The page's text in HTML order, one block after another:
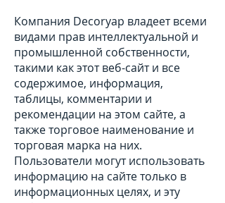
Компания Decoryap владеет всеми
видами прав интеллектуальной и
промышленной собственности,
такими как этот веб-сайт и все
содержимое, информация,
таблицы, комментарии и
рекомендации на этом сайте, а
также торговое наименование и
торговая марка на них.
Пользователи могут использовать
информацию на сайте только в
информационных целях, и эту